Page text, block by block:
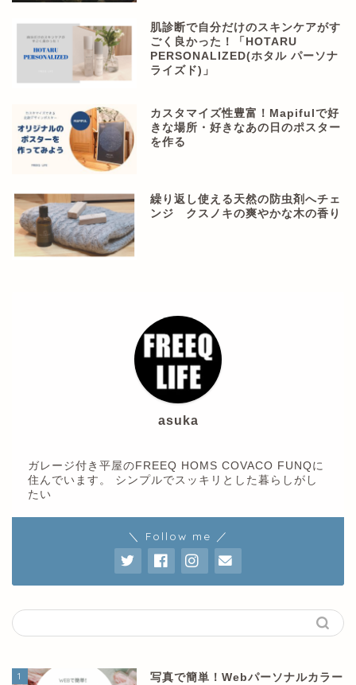
肌診断で自分だけのスキンケアがす
ごく良かった！「HOTARU
PERSONALIZED(ホタル パーソナ
ライズド)」
カスタマイズ性豊富！Mapifulで好
きな場所・好きなあの日のポスター
を作る
繰り返し使える天然の防虫剤へチェ
ンジ クスノキの爽やかな木の香り
asuka
ガレージ付き平屋のFREEQ HOMS COVACO FUNQに
住んでいます。 シンプルでスッキリとした暮らしがし
たい
＼ Follow me ／
1
写真で簡単！Webパーソナルカラー